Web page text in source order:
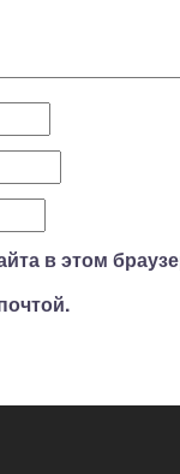
в этом